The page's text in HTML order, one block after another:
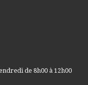
de 8h00 à 12h00